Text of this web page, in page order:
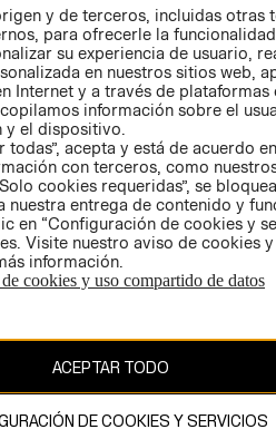
AVISO DE
PRIVACIDAD
GIFT CARD
AVISO DE
COOKIES
está protegido por copyright y es
AB.
y de terceros, incluidas otras
para ofrecerle la
su experiencia de usuario,
en nuestros sitios web,
Internet y a través de plataformas
información sobre el
y el dispositivo.
todas”, acepta y está de acuerdo
con terceros, como
cookies requeridas”, se
nuestra entrega de contenido y
en “Configuración de cookies y
Visite nuestro aviso de cookies
información.
cookies y uso compartido de datos
ACEPTAR TODO
DE COOKIES Y SERVICIOS